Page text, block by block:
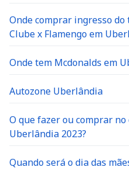
Onde comprar ingresso do
Clube x Flamengo em
Onde tem Mcdonalds em
Autozone Uberlândia
O que fazer ou comprar no
Uberlândia 2023?
Quando será o dia das